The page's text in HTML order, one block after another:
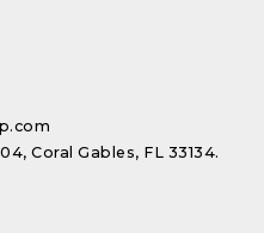
Coral Gables, FL 33134.